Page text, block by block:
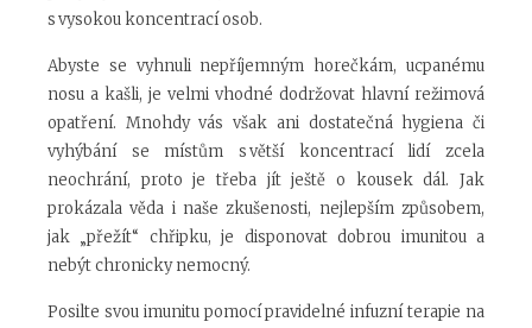
s vysokou koncentrací osob.
Abyste se vyhnuli nepříjemným horečkám, ucpanému
nosu a kašli, je velmi vhodné dodržovat hlavní režimová
opatření. Mnohdy vás však ani dostatečná hygiena či
vyhýbání se místům s větší koncentrací lidí zcela
neochrání, proto je třeba jít ještě o kousek dál. Jak
prokázala věda i naše zkušenosti, nejlepším způsobem,
jak „přežít“ chřipku, je disponovat dobrou imunitou a
nebýt chronicky nemocný.
Posilte svou imunitu pomocí pravidelné infuzní terapie na